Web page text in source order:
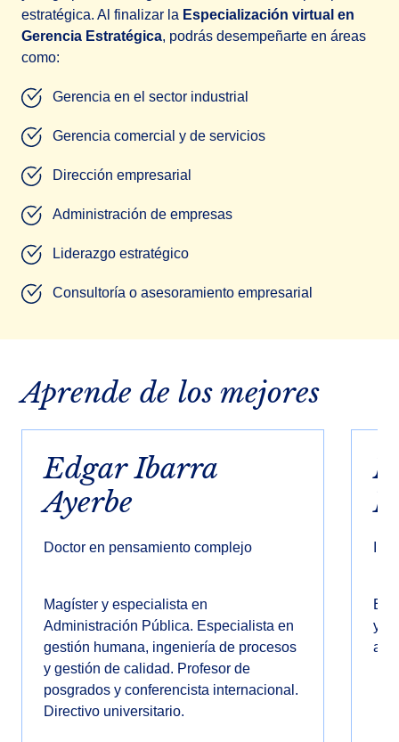
estratégica. Al finalizar la Especialización virtual en
Gerencia Estratégica, podrás desempeñarte en áreas
como:
Gerencia en el sector industrial
Gerencia comercial y de servicios
Dirección empresarial
Administración de empresas
Liderazgo estratégico
Consultoría o asesoramiento empresarial
Aprende de los mejores
Edgar Ibarra
Ayerbe
Doctor en pensamiento complejo
Magíster y especialista en
Administración Pública. Especialista en
gestión humana, ingeniería de procesos
y gestión de calidad. Profesor de
posgrados y conferencista internacional.
Directivo universitario.
y